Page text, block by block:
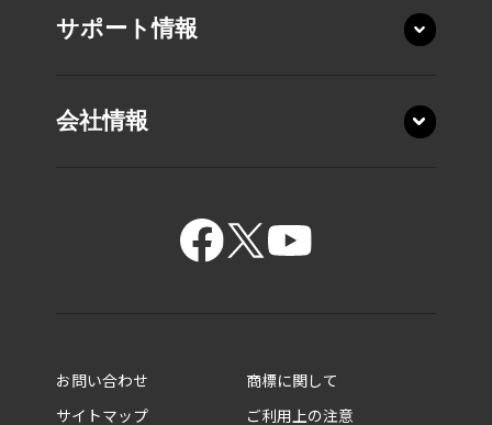
14.0型 XP9・XP6
サポート情報
会社情報
お問い合わせ
サイトマップ
商標に関して
ご利用上の注意